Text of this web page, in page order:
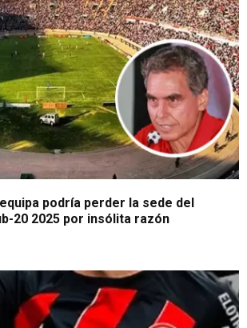
podría perder la sede del
20 2025 por insólita razón